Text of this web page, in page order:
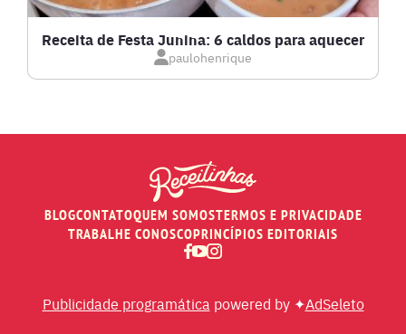
MASSAS E PASTAS
RECEITAS DE AIR FRYER
Receita de Festa Junina: 6 caldos para aquecer
paulohenrique
BLOGCONTATOQUEM SOMOSTERMOS E PRIVACIDADE
TRABALHE CONOSCOPRINCÍPIOS EDITORIAIS
Publicidade programática powered by ✦AdSeleto